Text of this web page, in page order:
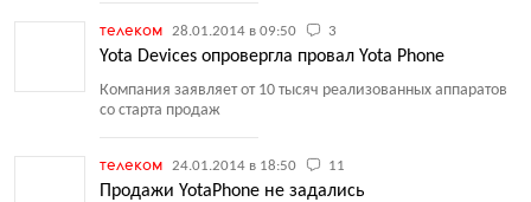
телеком 28.01.2014 в 09:50 3
Yota Devices опровергла провал Yota Phone
Компания заявляет от 10 тысяч реализованных аппаратов
со старта продаж
телеком 24.01.2014 в 18:50 11
Продажи YotaPhone не задались